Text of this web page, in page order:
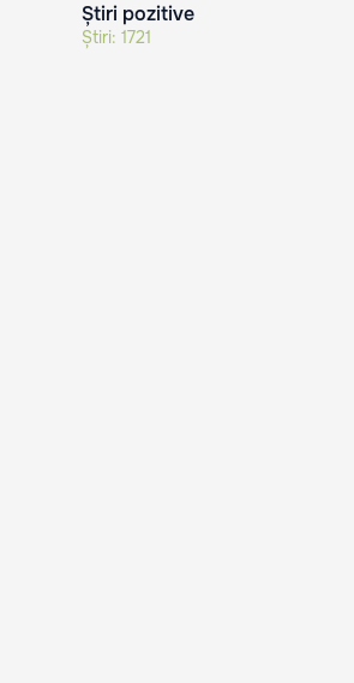
Știri pozitive
Știri: 1721